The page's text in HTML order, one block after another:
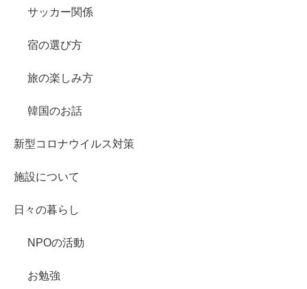
サッカー関係
宿の選び方
旅の楽しみ方
韓国のお話
新型コロナウイルス対策
施設について
日々の暮らし
NPOの活動
お勉強